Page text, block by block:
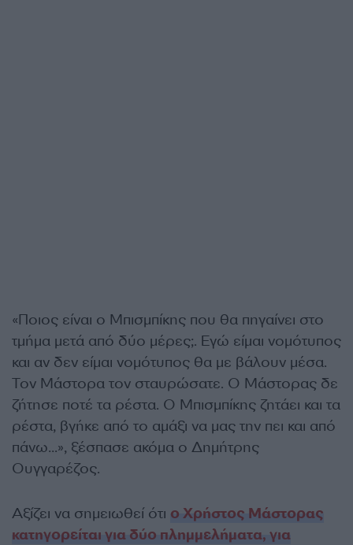
«Ποιος είναι ο Μπισμπίκης που θα πηγαίνει στο
τμήμα μετά από δύο μέρες;. Εγώ είμαι νομότυπος
και αν δεν είμαι νομότυπος θα με βάλουν μέσα.
Τον Μάστορα τον σταυρώσατε. Ο Μάστορας δε
ζήτησε ποτέ τα ρέστα. Ο Μπισμπίκης ζητάει και τα
ρέστα, βγήκε από το αμάξι να μας την πει και από
πάνω…», ξέσπασε ακόμα ο Δημήτρης
Ουγγαρέζος.
Αξίζει να σημειωθεί ότι ο Χρήστος Μάστορας
κατηγορείται για δύο πλημμελήματα, για